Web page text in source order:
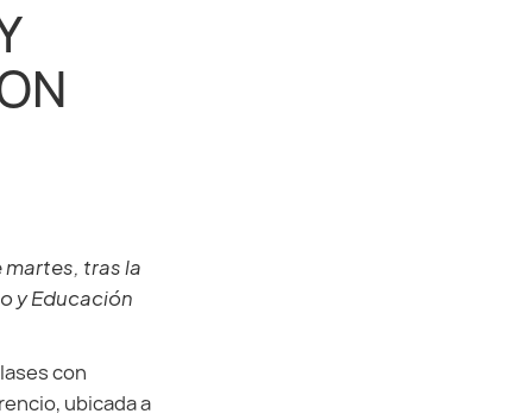
tras la
y Educación
con
ubicada a